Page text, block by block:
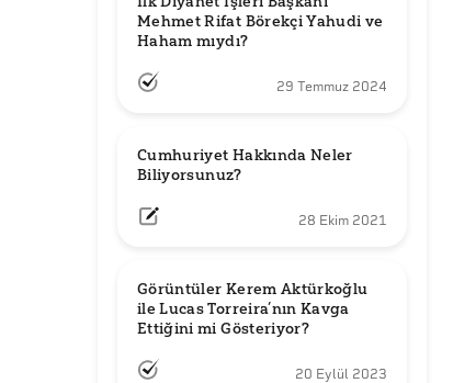
Mehmet Rifat Börekçi Yahudi ve
Haham mıydı?
29 Temmuz 2024
Cumhuriyet Hakkında Neler
Biliyorsunuz?
28 Ekim 2021
Görüntüler Kerem Aktürkoğlu
ile Lucas Torreira’nın Kavga
Ettiğini mi Gösteriyor?
20 Eylül 2023